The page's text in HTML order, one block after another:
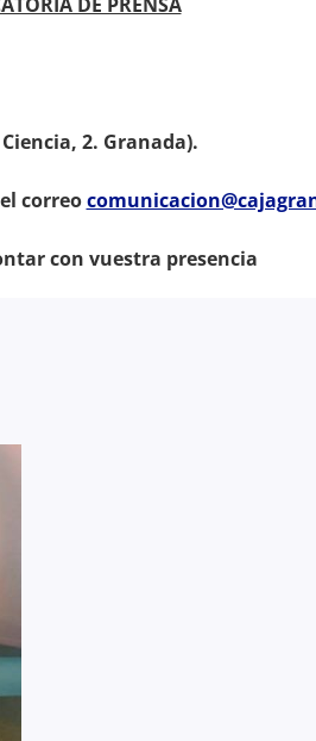
2. Granada).
correo
con vuestra presencia